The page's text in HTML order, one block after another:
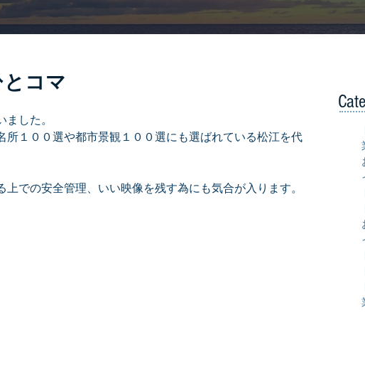
コマ
した。
所１００選や都市景観１００選にも選ばれている松江を代
上での安全管理、いい映像を残す為にも気合が入ります。